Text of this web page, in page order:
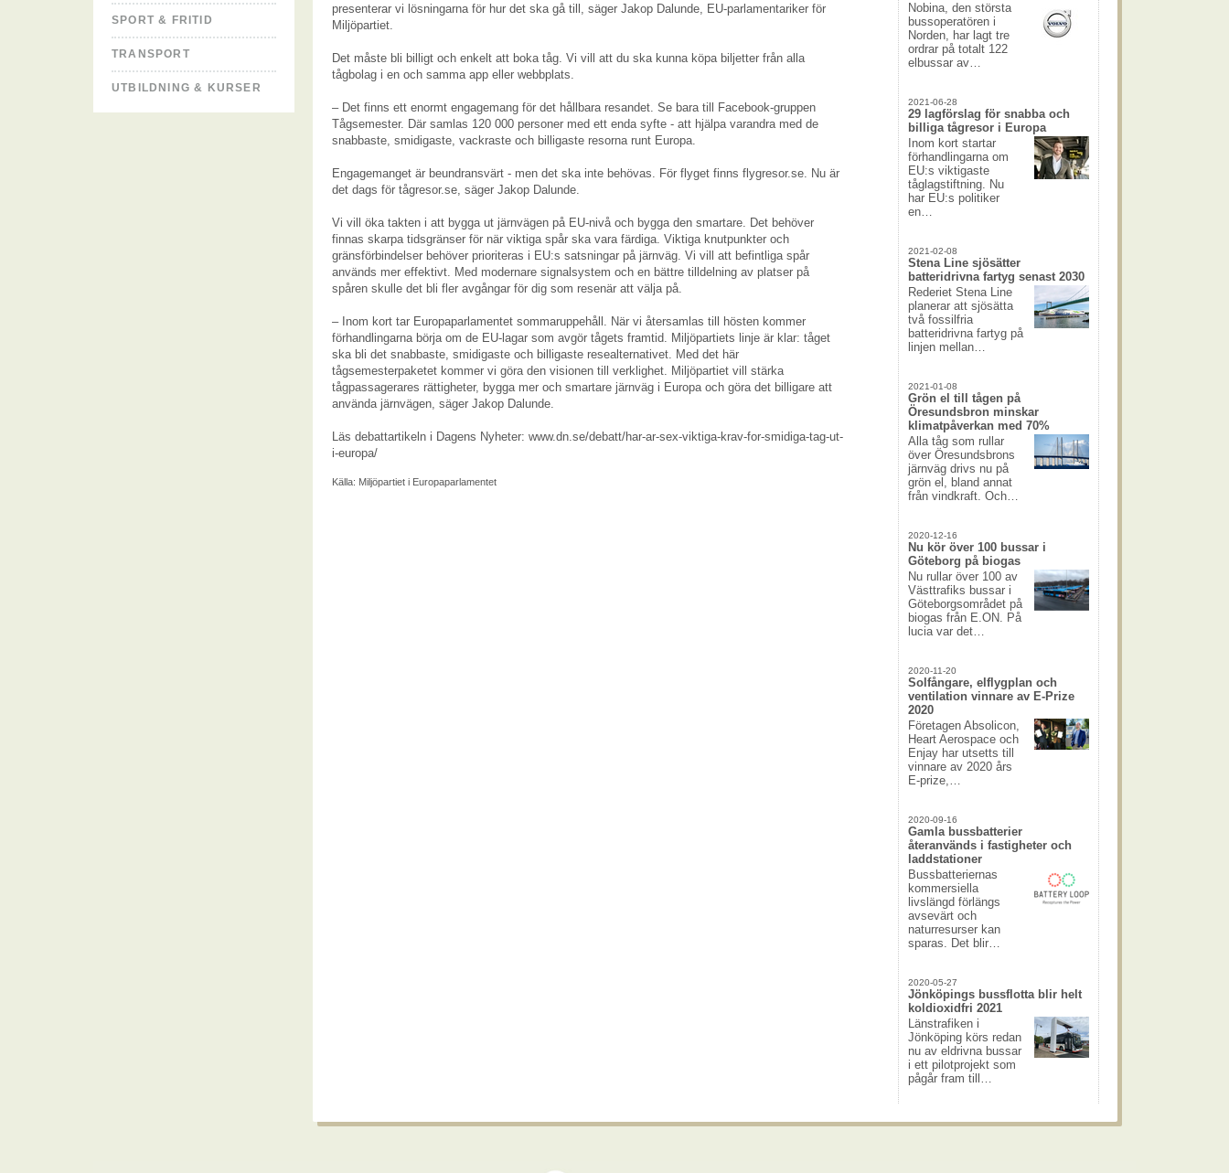
SPORT & FRITID
TRANSPORT
UTBILDNING & KURSER
presenterar vi lösningarna för hur det ska gå till, säger Jakop Dalunde, EU-parlamentariker för
Miljöpartiet.
Det måste bli billigt och enkelt att boka tåg. Vi vill att du ska kunna köpa biljetter från alla
tågbolag i en och samma app eller webbplats.
– Det finns ett enormt engagemang för det hållbara resandet. Se bara till Facebook-gruppen
Tågsemester. Där samlas 120 000 personer med ett enda syfte - att hjälpa varandra med de
snabbaste, smidigaste, vackraste och billigaste resorna runt Europa.
Engagemanget är beundransvärt - men det ska inte behövas. För flyget finns flygresor.se. Nu är
det dags för tågresor.se, säger Jakop Dalunde.
Vi vill öka takten i att bygga ut järnvägen på EU-nivå och bygga den smartare. Det behöver
finnas skarpa tidsgränser för när viktiga spår ska vara färdiga. Viktiga knutpunkter och
gränsförbindelser behöver prioriteras i EU:s satsningar på järnväg. Vi vill att befintliga spår
används mer effektivt. Med modernare signalsystem och en bättre tilldelning av platser på
spåren skulle det bli fler avgångar för dig som resenär att välja på.
– Inom kort tar Europaparlamentet sommaruppehåll. När vi återsamlas till hösten kommer
förhandlingarna börja om de EU-lagar som avgör tågets framtid. Miljöpartiets linje är klar: tåget
ska bli det snabbaste, smidigaste och billigaste resealternativet. Med det här
tågsemesterpaketet kommer vi göra den visionen till verklighet. Miljöpartiet vill stärka
tågpassagerares rättigheter, bygga mer och smartare järnväg i Europa och göra det billigare att
använda järnvägen, säger Jakop Dalunde.
Läs debattartikeln i Dagens Nyheter: www.dn.se/debatt/har-ar-sex-viktiga-krav-for-smidiga-tag-ut-
i-europa/
Källa: Miljöpartiet i Europaparlamentet
Nobina, den största
bussoperatören i
Norden, har lagt tre
ordrar på totalt 122
elbussar av…
2021-06-28
29 lagförslag för snabba och
billiga tågresor i Europa
Inom kort startar
förhandlingarna om
EU:s viktigaste
tåglagstiftning. Nu
har EU:s politiker
en…
2021-02-08
Stena Line sjösätter
batteridrivna fartyg senast 2030
Rederiet Stena Line
planerar att sjösätta
två fossilfria
batteridrivna fartyg på
linjen mellan…
2021-01-08
Grön el till tågen på
Öresundsbron minskar
klimatpåverkan med 70%
Alla tåg som rullar
över Öresundsbrons
järnväg drivs nu på
grön el, bland annat
från vindkraft. Och…
2020-12-16
Nu kör över 100 bussar i
Göteborg på biogas
Nu rullar över 100 av
Västtrafiks bussar i
Göteborgsområdet på
biogas från E.ON. På
lucia var det…
2020-11-20
Solfångare, elflygplan och
ventilation vinnare av E-Prize
2020
Företagen Absolicon,
Heart Aerospace och
Enjay har utsetts till
vinnare av 2020 års
E-prize,…
2020-09-16
Gamla bussbatterier
återanvänds i fastigheter och
laddstationer
Bussbatteriernas
kommersiella
livslängd förlängs
avsevärt och
naturresurser kan
sparas. Det blir…
2020-05-27
Jönköpings bussflotta blir helt
koldioxidfri 2021
Länstrafiken i
Jönköping körs redan
nu av eldrivna bussar
i ett pilotprojekt som
pågår fram till…